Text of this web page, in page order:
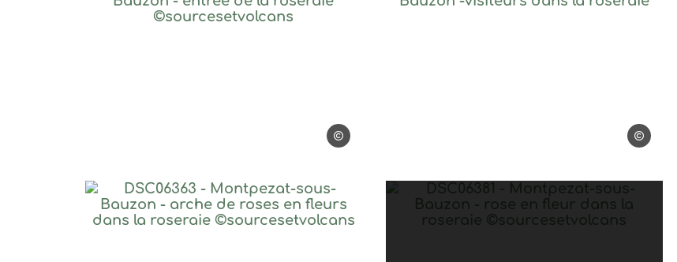
©sourcesetvolcans
DSC06363 – Montpezat-sous-Bauzon – arche de roses en fleurs dans la
DSC06381 – Montpezat-